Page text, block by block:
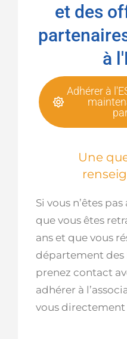
et des
à
Adhérer à
Une
Si vous n’êtes pas
que vous êtes
ans et que vous
département des
prenez contact
adhérer à
vous directement